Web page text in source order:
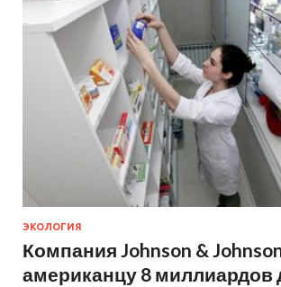
ЭКОЛОГИЯ
Компания Johnson &
американцу 8 миллиардов